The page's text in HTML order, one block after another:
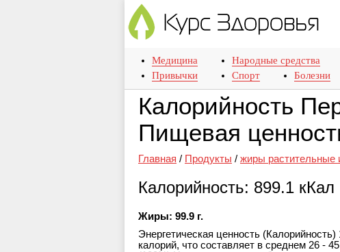
Медицина Народные средства
Привычки
Спорт Болезни
Калорийность
Пищевая
Главная / Продукты / жиры растительные
Калорийность: 899.1 кКал
Жиры: 99.9 г.
Энергетическая ценность
калорий, что составляет в среднем 26 -